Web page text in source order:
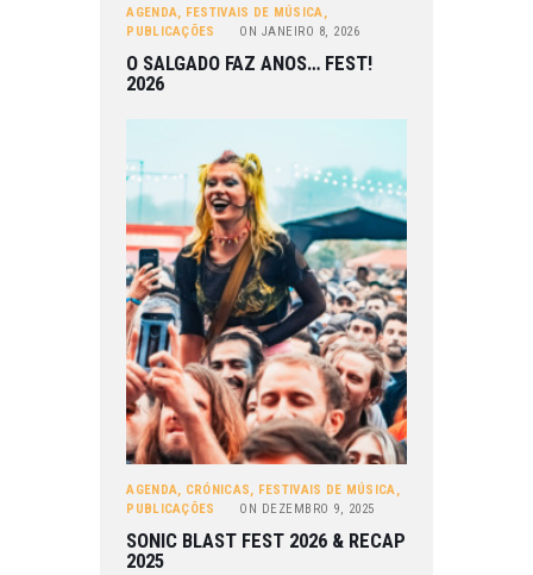
AGENDA, FESTIVAIS DE MÚSICA,
PUBLICAÇÕES
ON JANEIRO 8, 2026
O SALGADO FAZ ANOS… FEST!
2026
AGENDA, CRÓNICAS, FESTIVAIS DE MÚSICA,
PUBLICAÇÕES
ON DEZEMBRO 9, 2025
SONIC BLAST FEST 2026 & RECAP
2025